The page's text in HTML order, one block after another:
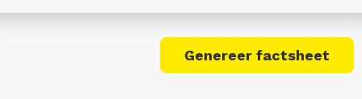
Genereer factsheet